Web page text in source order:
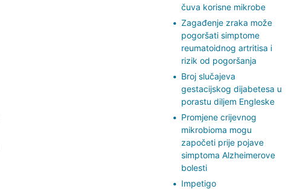
čuva korisne mikrobe
Zagađenje zraka može
pogoršati simptome
reumatoidnog artritisa i
rizik od pogoršanja
Broj slučajeva
gestacijskog dijabetesa u
porastu diljem Engleske
Promjene crijevnog
mikrobioma mogu
započeti prije pojave
simptoma Alzheimerove
bolesti
Impetigo